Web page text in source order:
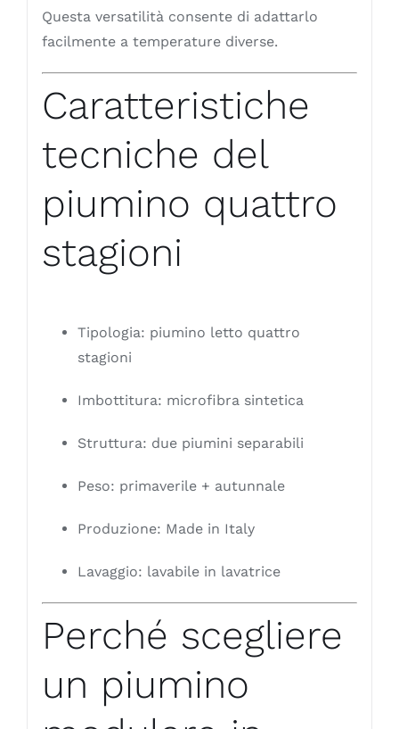
Questa versatilità consente di adattarlo
facilmente a temperature diverse.
Caratteristiche
tecniche del
piumino quattro
stagioni
Tipologia: piumino letto quattro
stagioni
Imbottitura: microfibra sintetica
Struttura: due piumini separabili
Peso: primaverile + autunnale
Produzione: Made in Italy
Lavaggio: lavabile in lavatrice
Perché scegliere
un piumino